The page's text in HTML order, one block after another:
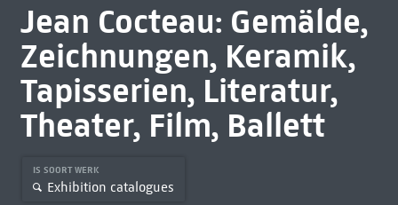
Jean Cocteau: Gemälde,
Zeichnungen, Keramik,
Tapisserien, Literatur,
Theater, Film, Ballett
IS SOORT WERK
Exhibition catalogues